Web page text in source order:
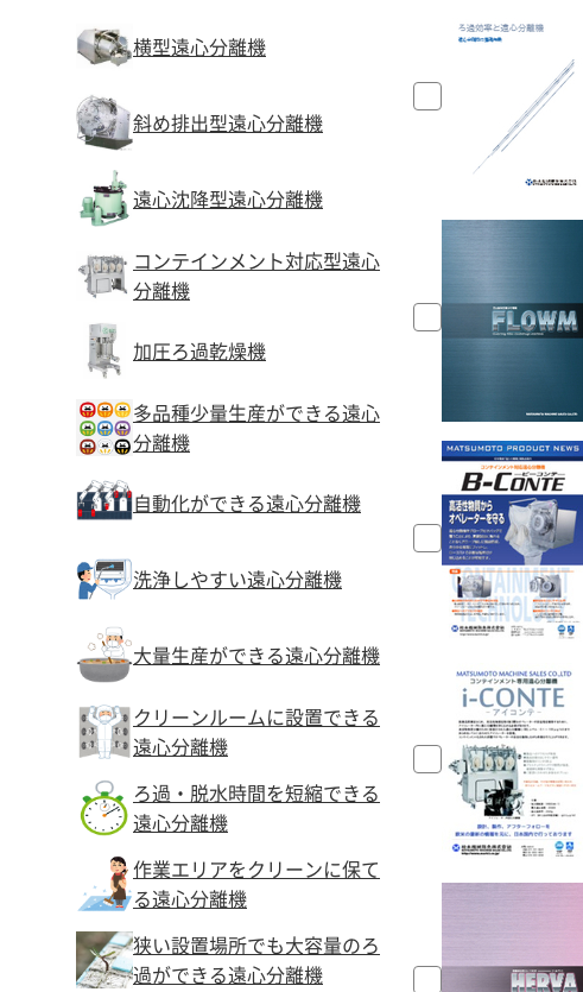
横型遠心分離機
斜め排出型遠心分離機
遠心沈降型遠心分離機
コンテインメント対応型遠心
分離機
加圧ろ過乾燥機
多品種少量生産ができる遠心
分離機
自動化ができる遠心分離機
洗浄しやすい遠心分離機
大量生産ができる遠心分離機
クリーンルームに設置できる
遠心分離機
ろ過・脱水時間を短縮できる
遠心分離機
作業エリアをクリーンに保て
る遠心分離機
狭い設置場所でも大容量のろ
過ができる遠心分離機